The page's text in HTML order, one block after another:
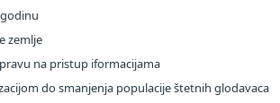
zemlje
na pristup iformacijama
do smanjenja populacije štetnih glodavaca